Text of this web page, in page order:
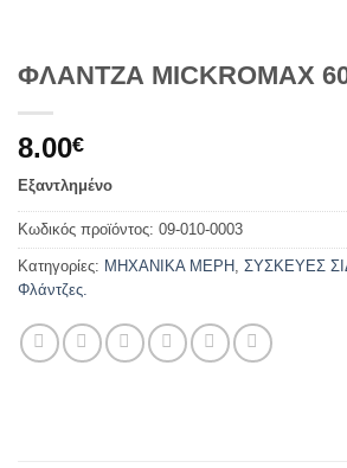
ΦΛΑΝΤΖΑ MICKROMAX
8.00€
Εξαντλημένο
Κωδικός προϊόντος: 09-010-0003
Κατηγορίες: ΜΗΧΑΝΙΚΑ ΜΕΡΗ ΣΥΣΚΕΥΕΣ
Φλάντζες.